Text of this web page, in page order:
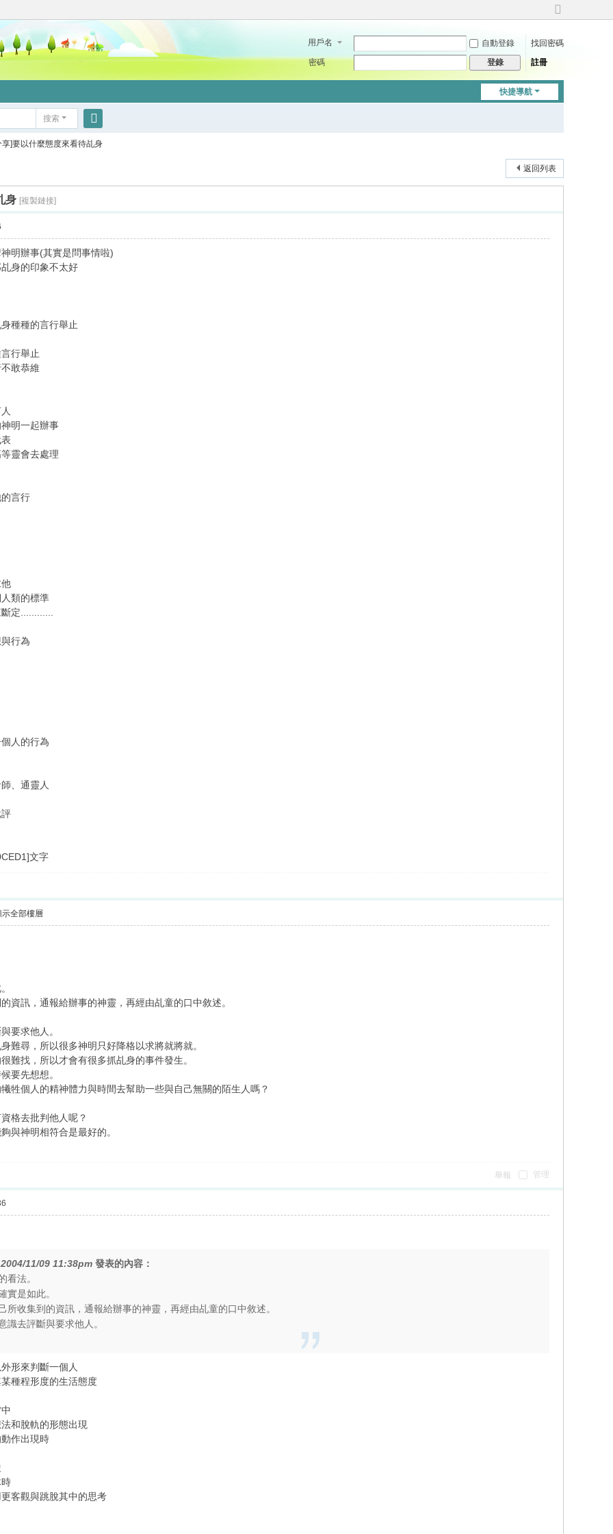
切
到
用戶名 自動登錄
找回密碼
密碼
登錄 註冊
快捷導航
搜索
搜
享]要以什麼態度來看待乩身
返回列表
身 [複製鏈接]
明辦事(其實是問事情啦)
身的印象不太好
種種的言行舉止
行舉止
敢恭維
明一起辦事
靈會去處理
言行
類的標準
定............
行為
人的行為
、通靈人
文字
示全部樓層
資訊，通報給辦事的神靈，再經由乩童的口中敘述。
要求他人。
難尋，所以很多神明只好降格以求將就將就。
難找，所以才會有很多抓乩身的事件發生。
要先想想。
牲個人的精神體力與時間去幫助一些與自己無關的陌生人嗎？
格去批判他人呢？
與神明相符合是最好的。
管理
舉報
2004/11/09 11:38pm 發表的內容：
看法。
實是如此。
所收集到的資訊，通報給辦事的神靈，再經由乩童的口中敘述。
識去評斷與要求他人。
形來判斷一個人
種程形度的生活態度
和脫軌的形態出現
作出現時
客觀與跳脫其中的思考